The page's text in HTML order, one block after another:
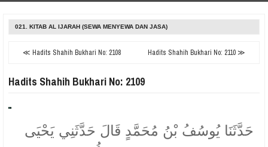
021. KITAB AL IJARAH (SEWA MENYEWA DAN JASA)
≪ Hadits Shahih Bukhari No: 2108 Hadits Shahih Bukhari No: 2110 ≫
Hadits Shahih Bukhari No: 2109
حَدَّثَنَا يُوسُفُ بْنُ مُحَمَّدٍ قَالَ حَدَّثَنِي يَحْيَى